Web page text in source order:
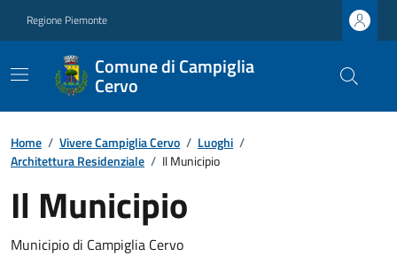
Regione Piemonte
Comune di Campiglia
Cervo
Home / Vivere Campiglia Cervo / Luoghi /
Architettura Residenziale / Il Municipio
Il Municipio
Municipio di Campiglia Cervo